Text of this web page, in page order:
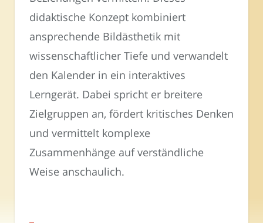
didaktische Konzept kombiniert
ansprechende Bildästhetik mit
wissenschaftlicher Tiefe und verwandelt
den Kalender in ein interaktives
Lerngerät. Dabei spricht er breitere
Zielgruppen an, fördert kritisches Denken
und vermittelt komplexe
Zusammenhänge auf verständliche
Weise anschaulich.